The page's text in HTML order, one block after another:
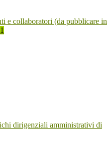
e collaboratori (da pubblicare in
dirigenziali amministrativi di